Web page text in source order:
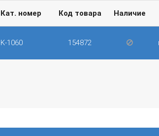
Кат. номер Код товара Наличие
K-1060 154872